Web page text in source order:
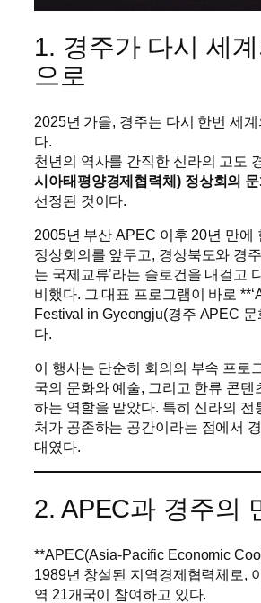
1. 경주가 다시 세
으로
2025년 가을, 경주는 다시 한번 세
다.
천년의 역사를 간직한 신라의 고도
시아태평양경제협력체) 정상회의
선정된 것이다.
2005년 부산 APEC 이후 20년 만에
정상회의를 앞두고, 경상북도와 경
는 국제교류’라는 슬로건을 내걸고
비했다. 그 대표 프로그램이 바로
Festival in Gyeongju(경주 APEC 문
다.
이 행사는 단순히 회의의 부속 프로
국의 문화와 예술, 그리고 한류 콘텐
하는 역할을 맡았다. 특히 신라의 전
처가 공존하는 공간이라는 점에서
대였다.
2. APEC과 경주의
**APEC(Asia-Pacific Economic
1989년 창설된 지역경제협력체로,
역 21개국이 참여하고 있다.